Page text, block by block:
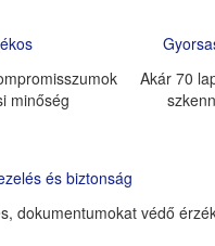
minőség
Akár 70
és biztonság
dokumentumokat védő